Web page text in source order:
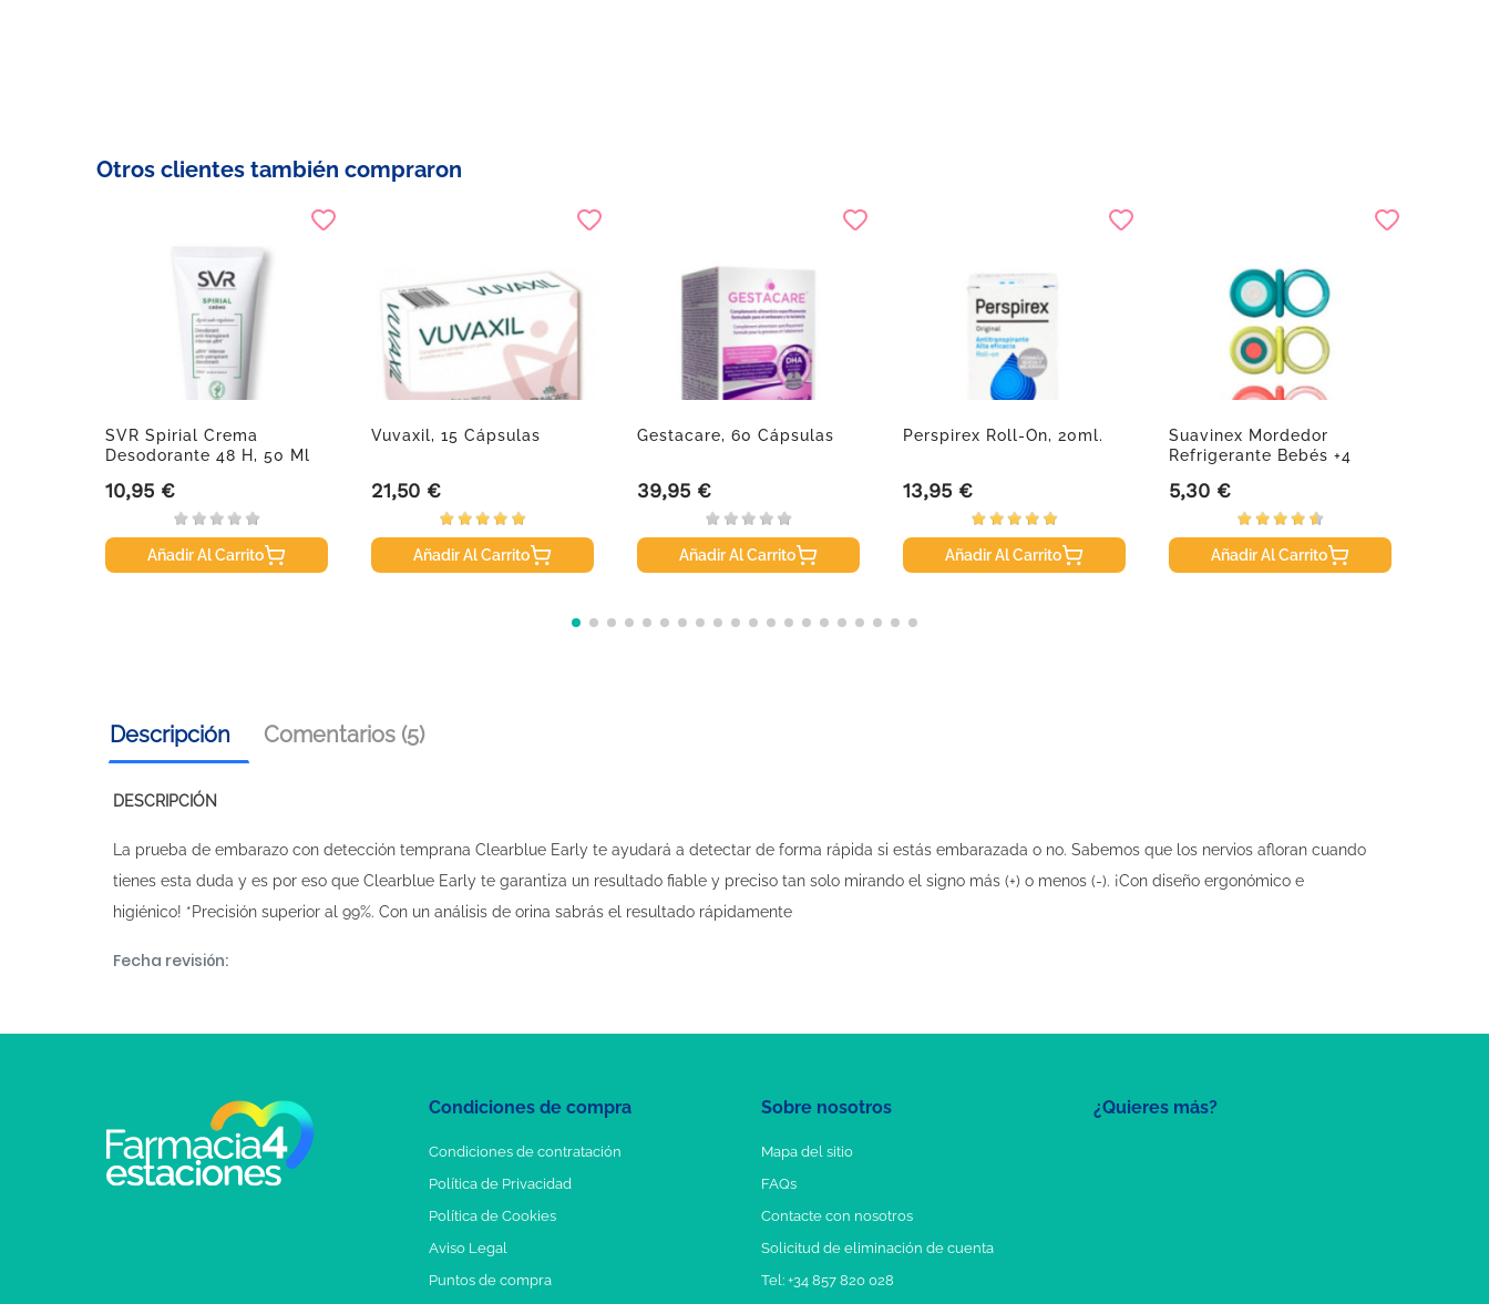
Otros clientes también compraron
SVR Spirial Crema
Desodorante 48 H, 50 Ml
Precio
10,95 €
Añadir Al Carrito
Vuvaxil, 15 Cápsulas
Precio
21,50 €
Añadir Al Carrito
Gestacare, 60 Cápsulas
Precio
39,95 €
Añadir Al Carrito
Perspirex Roll-On, 20ml.
Precio
13,95 €
Añadir Al Carrito
Suavinex Mordedor
Refrigerante Bebés +4
Precio
5,30 €
Añadir Al Carrito
Descripción Comentarios (5)
DESCRIPCIÓN
La prueba de embarazo con detección temprana Clearblue Early te ayudará a detectar de forma rápida si estás embarazada o no. Sabemos que los nervios afloran cuando
tienes esta duda y es por eso que Clearblue Early te garantiza un resultado fiable y preciso tan solo mirando el signo más (+) o menos (-). ¡Con diseño ergonómico e
higiénico! *Precisión superior al 99%. Con un análisis de orina sabrás el resultado rápidamente
Fecha revisión:
¿Quieres más?
Condiciones de compra
Condiciones de contratación
Política de Privacidad
Política de Cookies
Aviso Legal
Puntos de compra
Sobre nosotros
Mapa del sitio
FAQs
Contacte con nosotros
Solicitud de eliminación de cuenta
Tel: +34 857 820 028